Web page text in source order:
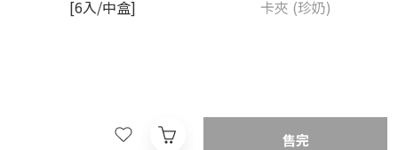
售完